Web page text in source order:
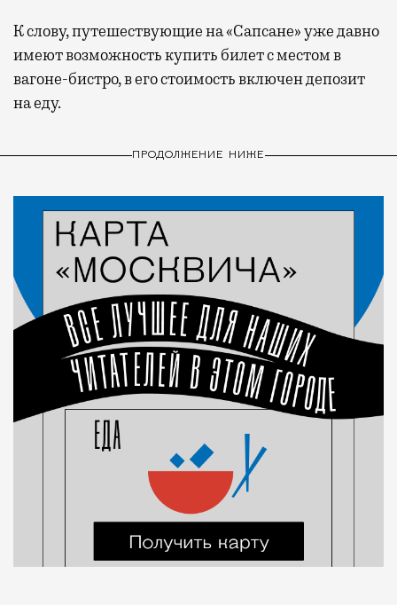
К слову, путешествующие на «Сапсане» уже давно
имеют возможность купить билет с местом в
вагоне-бистро, в его стоимость включен депозит
на еду.
ПРОДОЛЖЕНИЕ НИЖЕ